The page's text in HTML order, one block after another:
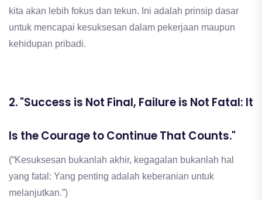
kita akan lebih fokus dan tekun. Ini adalah prinsip dasar
untuk mencapai kesuksesan dalam pekerjaan maupun
kehidupan pribadi.
2. "Success is Not Final, Failure is Not Fatal: It
Is the Courage to Continue That Counts."
(“Kesuksesan bukanlah akhir, kegagalan bukanlah hal
yang fatal: Yang penting adalah keberanian untuk
melanjutkan.”)